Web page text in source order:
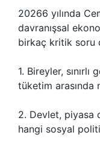
20266 yılında
davranışsal
birkaç kritik soru
1. Bireyler,
tüketim arasında
2. Devlet, piyasa
hangi sosyal